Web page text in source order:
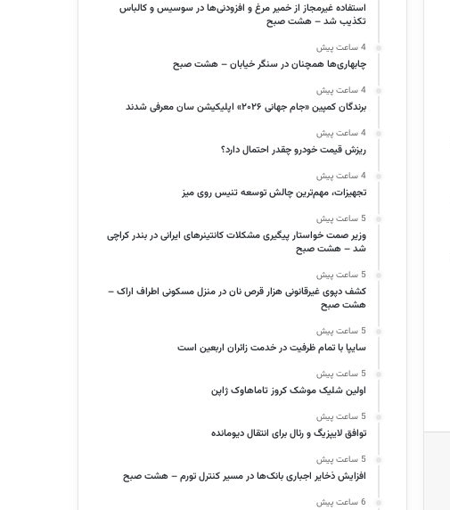
استفاده غیرمجاز از خمیر مرغ و افزودنی‌ها در سوسیس و کالباس
تکذیب شد – هشت صبح
4 ساعت پیش
چابهاری‌ها همچنان در سنگر خیابان – هشت صبح
4 ساعت پیش
برندگان کمپین «جام جهانی ۲۰۲۶» اپلیکیشن سان معرفی شدند
4 ساعت پیش
ریزش قیمت خودرو چقدر احتمال دارد؟
4 ساعت پیش
تجهیزات، مهم‌ترین چالش توسعه تنیس روی میز
5 ساعت پیش
وزیر صمت خواستار پیگیری مشکلات کانتینرهای ایرانی در بندر کراچی
شد – هشت صبح
5 ساعت پیش
کشف دپوی غیرقانونی هزار قرص نان در منزل مسکونی اطراف اراک –
هشت صبح
5 ساعت پیش
سایپا با تمام ظرفیت در خدمت زائران اربعین است
5 ساعت پیش
اولین شلیک موشک کروز تاماهاوک ژاپن
5 ساعت پیش
توافق لایپزیگ و رئال برای انتقال دیومانده
5 ساعت پیش
افزایش ذخایر اجباری بانک‌ها در مسیر کنترل تورم – هشت صبح
6 ساعت پیش